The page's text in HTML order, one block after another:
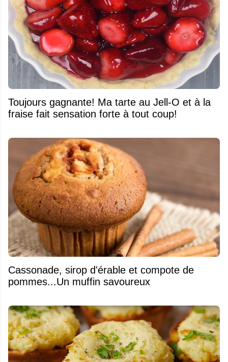
Toujours gagnante! Ma tarte au Jell-O et à la
fraise fait sensation forte à tout coup!
​Cassonade, sirop d'érable et compote de
pommes...Un muffin savoureux